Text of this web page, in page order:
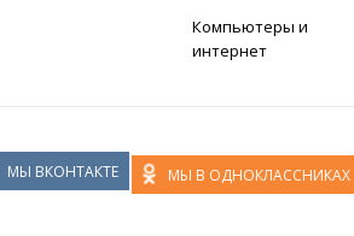
Компьютеры и
интернет
МЫ ВКОНТАКТЕ МЫ В ОДНОКЛАССНИКАХ